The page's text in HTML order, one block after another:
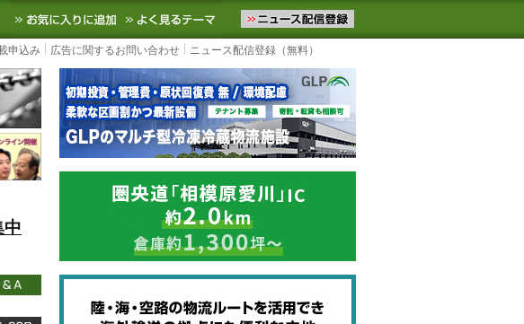
外の最新の物流ニュースをお届けします。物流ニュースメール配信を登録す
お気に入りに追加 よく見るテーマ
申込み 広告に関するお問い合わせ ニュース配信登録（無料）